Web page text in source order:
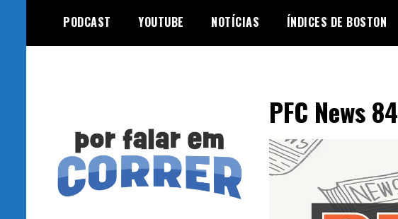
content
PODCAST YOUTUBE NOTÍCIAS ÍNDICES DE BOSTON
PFC News 84